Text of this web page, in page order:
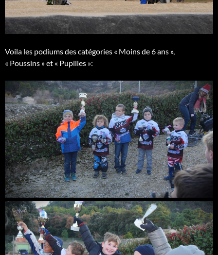
Voila les podiums des catégories « Moins de 6 ans »,
« Poussins » et « Pupilles »: